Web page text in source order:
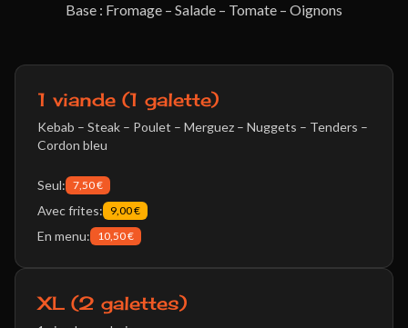
Base : Fromage – Salade – Tomate – Oignons
1 viande (1 galette)
Kebab – Steak – Poulet – Merguez – Nuggets – Tenders –
Cordon bleu
Seul: 7,50 €
Avec frites: 9,00 €
En menu: 10,50 €
XL (2 galettes)